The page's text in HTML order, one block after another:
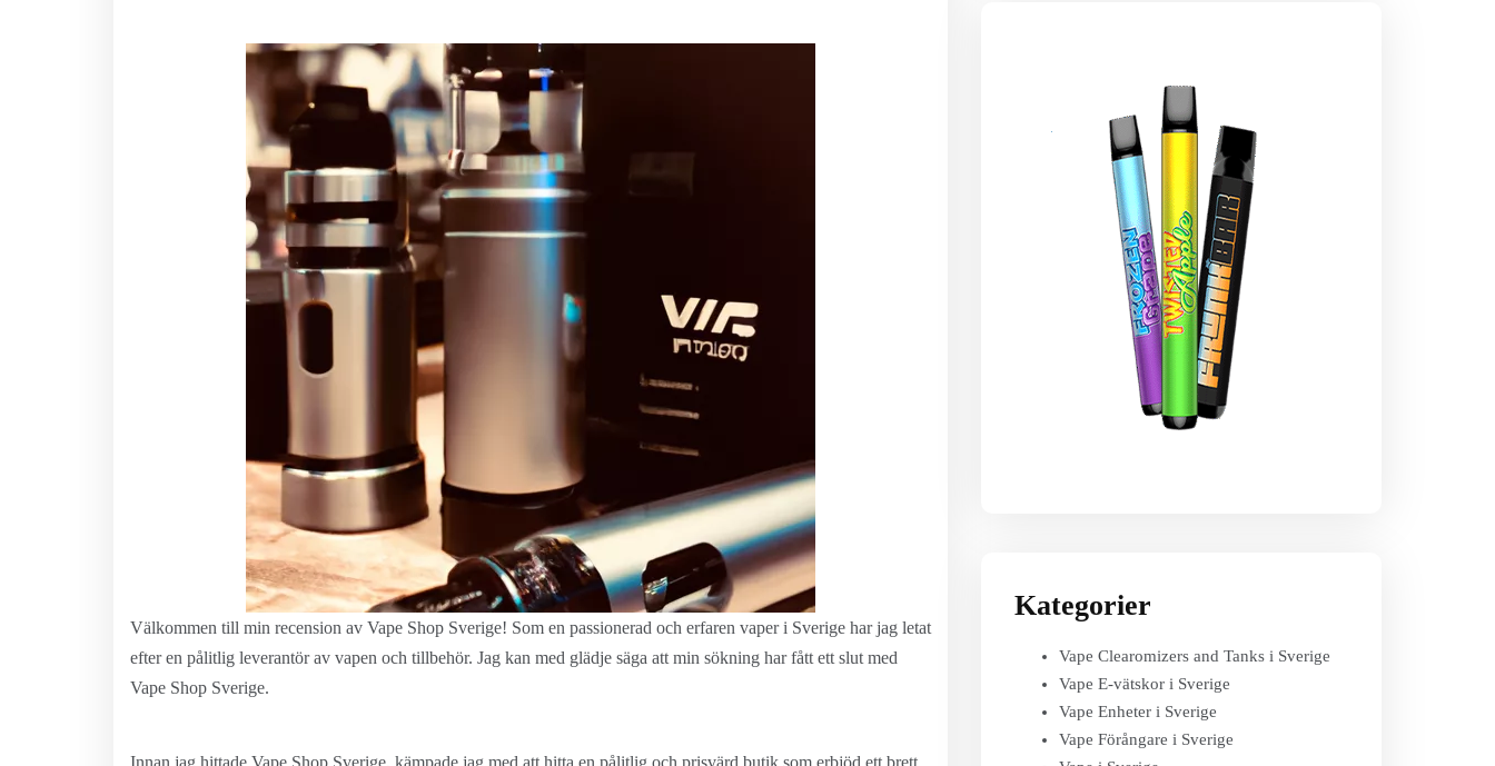
Välkommen till min recension av Vape Shop Sverige! Som en passionerad och erfaren vaper i Sverige har jag letat
efter en pålitlig leverantör av vapen och tillbehör. Jag kan med glädje säga att min sökning har fått ett slut med
Vape Shop Sverige.
Innan jag hittade Vape Shop Sverige, kämpade jag med att hitta en pålitlig och prisvärd butik som erbjöd ett brett
Kategorier
Vape Clearomizers and Tanks i Sverige
Vape E-vätskor i Sverige
Vape Enheter i Sverige
Vape Förångare i Sverige